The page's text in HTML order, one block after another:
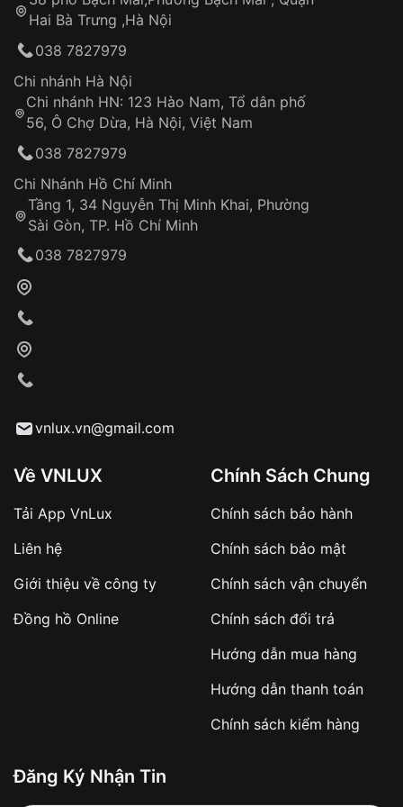
Hotline: 0585 215 215
Từ khóa SEO:
Khách hàng kiểm tra và thanh toán trực tiếp
Từ khóa SEO:
sản phẩm đặc biệt
hàng
Số tiền còn lại thanh toán khi nhận hàng hoặc
✔️ Đảm bảo xử lý đơn hàng nhanh chóng
✔️ Hạn chế tình trạng hủy đơn không mong
Từ khóa SEO:
Tự ý sửa chữa
thống VNLUX
Đảm bảo quyền lợi khách hàng
Đồng hành cùng khách hàng trong suốt quá
trình sử dụng
Hai Bà Trưng ,Hà Nội
038 7827979
Chi nhánh Hà Nội
Chi nhánh HN: 123 Hào Nam, Tổ dân phố
56, Ô Chợ Dừa, Hà Nội, Việt Nam
038 7827979
Chi Nhánh Hồ Chí Minh
Tầng 1, 34 Nguyễn Thị Minh Khai, Phường
Sài Gòn, TP. Hồ Chí Minh
038 7827979
vnlux.vn@gmail.com
Về VNLUX
Tải App VnLux
Liên hệ
Giới thiệu về công ty
Đồng hồ Online
Chính Sách Chung
Chính sách bảo hành
Chính sách bảo mật
Chính sách vận chuyển
Chính sách đổi trả
Hướng dẫn mua hàng
Hướng dẫn thanh toán
Chính sách kiểm hàng
Đăng Ký Nhận Tin